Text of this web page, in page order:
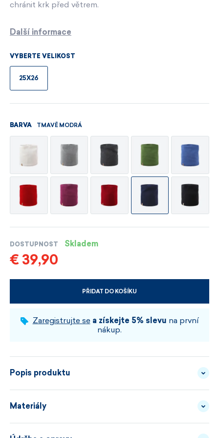
chránit krk před větrem.
Další informace
VYBERTE VELIKOST
25X26
BARVA TMAVĚ MODRÁ
DOSTUPNOST Skladem
€ 39,90
PŘIDAT DO KOŠÍKU
VYBERTE VELIKOST A BARVU
Zaregistrujte se a získejte 5% slevu na první
nákup.
Popis produktu
Studený vzduch se nejradši dostává za límec. Tady
Materiály